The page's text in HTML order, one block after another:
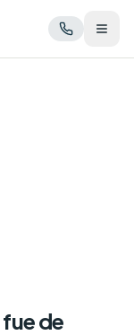
Abrir
fue de